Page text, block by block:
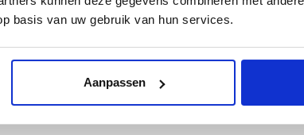
basis van uw gebruik van hun services.
Aanpassen